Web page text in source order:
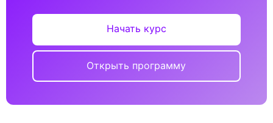
Начать курс
Открыть программу